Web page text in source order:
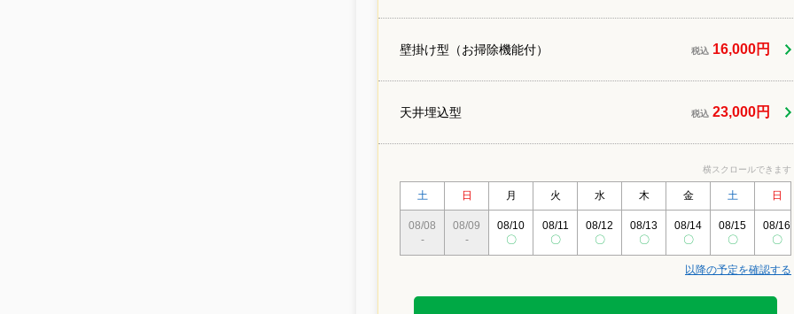
壁掛け型（お掃除機能付） 税込 16,000円
天井埋込型 税込 23,000円
横スクロールできます
土 日 月 火 水 木 金 土 日
08/08
-
08/09
-
08/10
〇
08/11
〇
08/12
〇
08/13
〇
08/14
〇
08/15
〇
08/16
〇
以降の予定を確認する